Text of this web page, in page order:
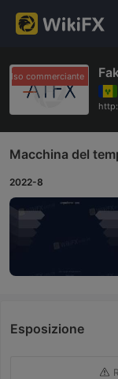
falso commerciante falso
Macchina del
2022-8
Esposizione